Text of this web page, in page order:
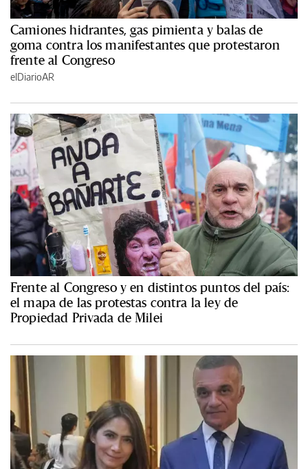
Camiones hidrantes, gas pimienta y balas de
goma contra los manifestantes que protestaron
frente al Congreso
elDiarioAR
Frente al Congreso y en distintos puntos del país:
el mapa de las protestas contra la ley de
Propiedad Privada de Milei